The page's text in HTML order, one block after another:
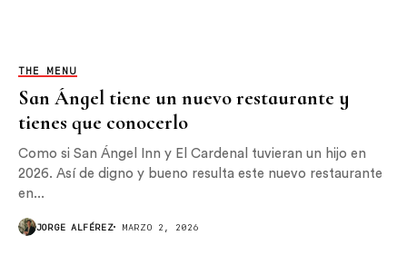
THE MENU
San Ángel tiene un nuevo restaurante y
tienes que conocerlo
Como si San Ángel Inn y El Cardenal tuvieran un hijo en
2026. Así de digno y bueno resulta este nuevo restaurante
en...
JORGE ALFÉREZ MARZO 2, 2026